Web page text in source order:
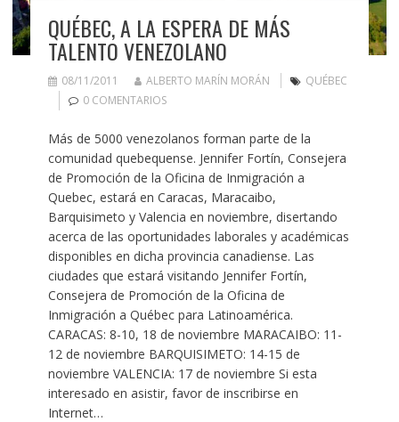
QUÉBEC, A LA ESPERA DE MÁS
TALENTO VENEZOLANO
08/11/2011 ALBERTO MARÍN MORÁN
QUÉBEC
0 COMENTARIOS
Más de 5000 venezolanos forman parte de la
comunidad quebequense. Jennifer Fortín, Consejera
de Promoción de la Oficina de Inmigración a
Quebec, estará en Caracas, Maracaibo,
Barquisimeto y Valencia en noviembre, disertando
acerca de las oportunidades laborales y académicas
disponibles en dicha provincia canadiense. Las
ciudades que estará visitando Jennifer Fortín,
Consejera de Promoción de la Oficina de
Inmigración a Québec para Latinoamérica.
CARACAS: 8-10, 18 de noviembre MARACAIBO: 11-
12 de noviembre BARQUISIMETO: 14-15 de
noviembre VALENCIA: 17 de noviembre Si esta
interesado en asistir, favor de inscribirse en
Internet…